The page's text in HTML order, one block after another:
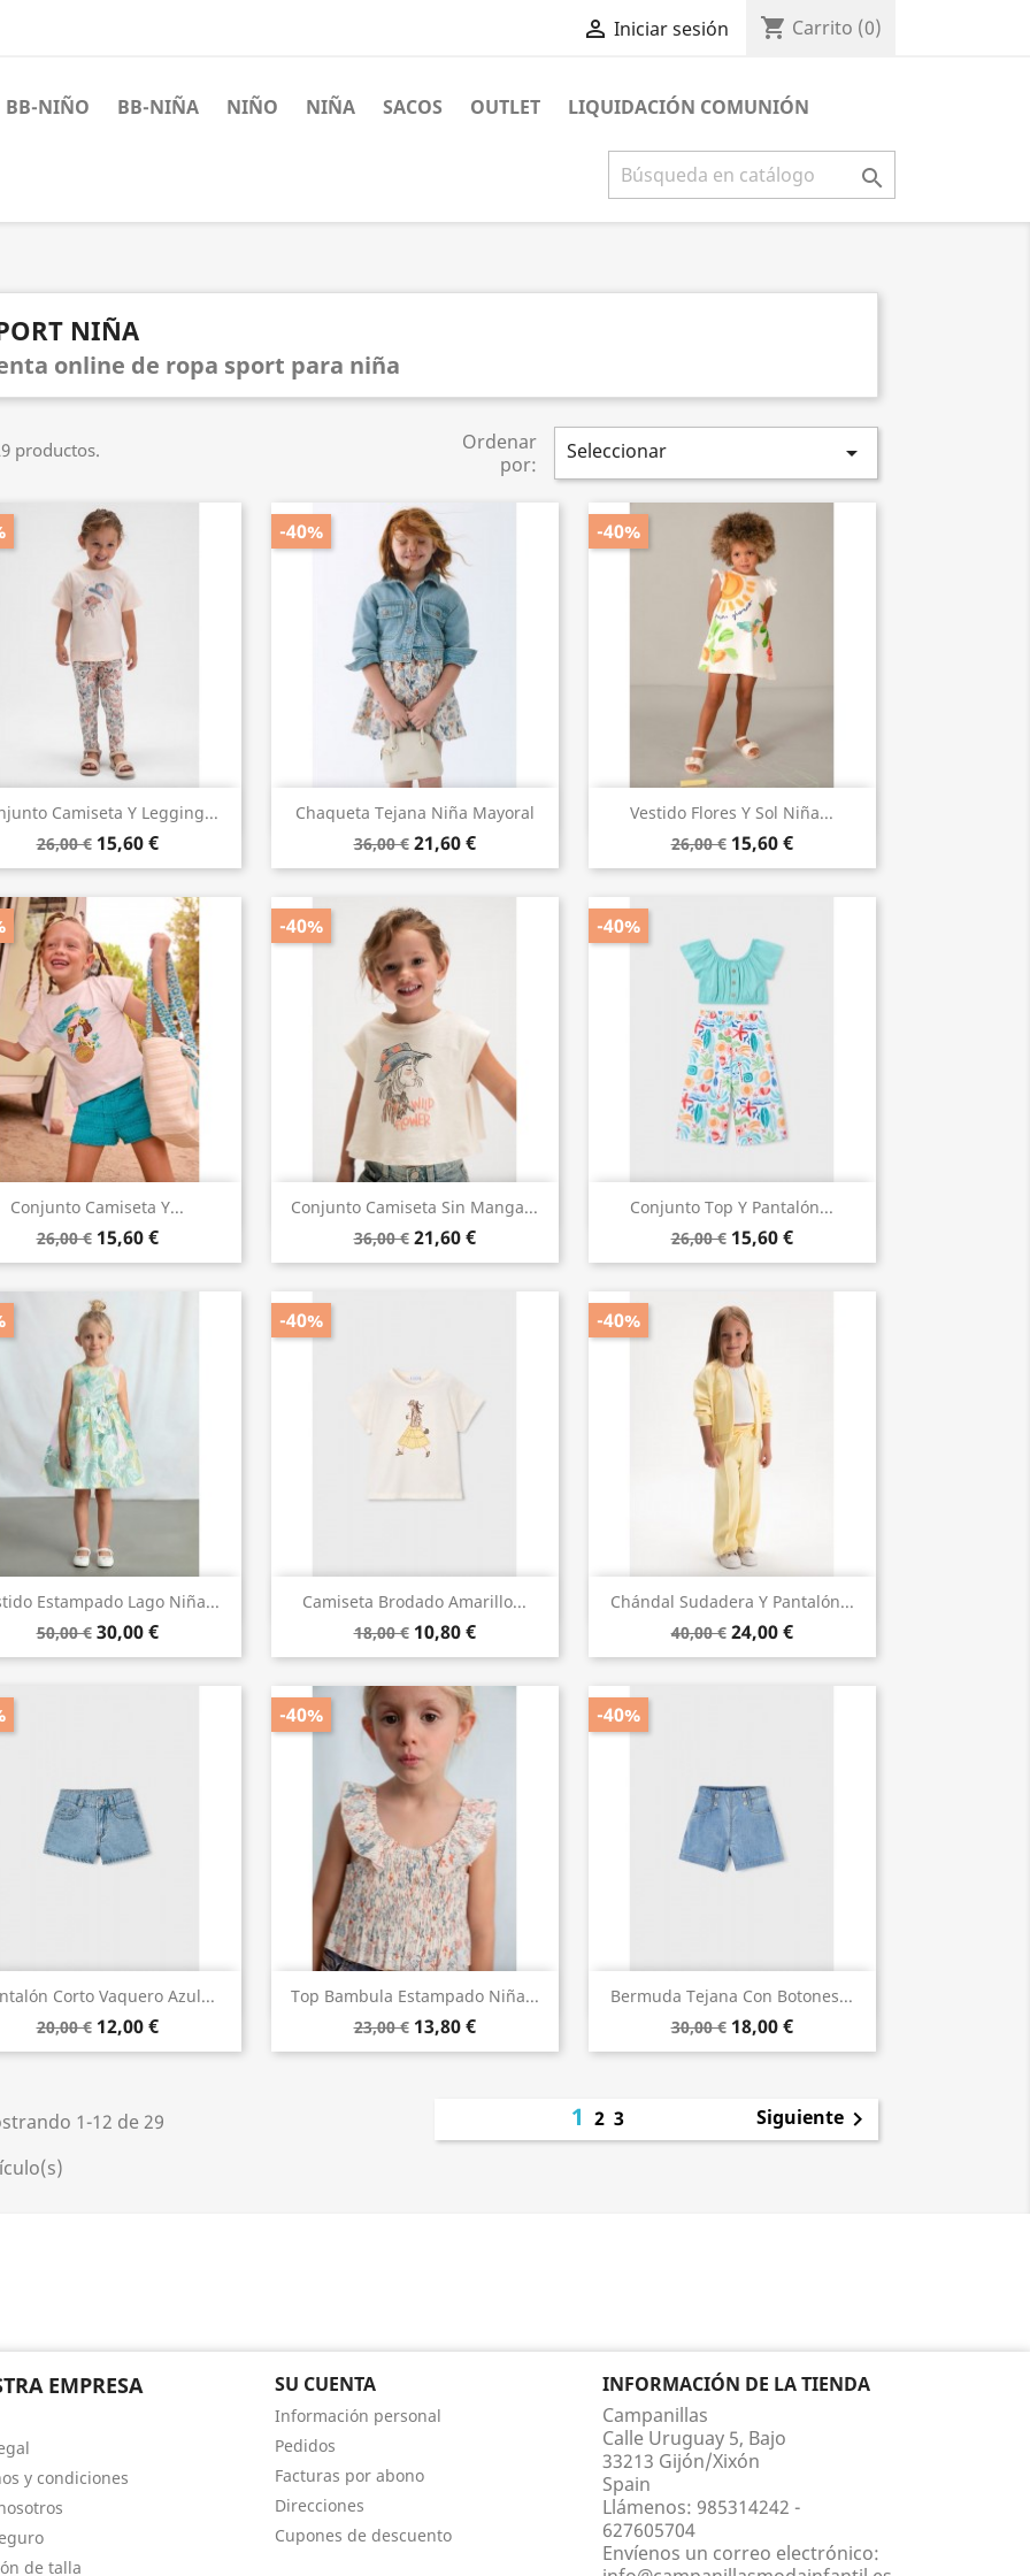
 Iniciar sesión shopping_cart Carrito (0)
BB-NIÑO BB-NIÑA NIÑO NIÑA SACOS OUTLET LIQUIDACIÓN COMUNIÓN

NIÑA
online de ropa sport para niña
productos.
Ordenar
por:
Seleccionar 
Camiseta Y Legging...
26,00 € 15,60 €
Vista rápida
Chaqueta Tejana Niña Mayoral
36,00 € 21,60 €
-40%
 Vista rápida
Vestido Flores Y Sol Niña...
26,00 € 15,60 €
-40%
 Vista rápida
Conjunto Camiseta Y...
26,00 € 15,60 €
Vista rápida
Conjunto Camiseta Sin Manga...
36,00 € 21,60 €
-40%
Vista rápida
Conjunto Top Y Pantalón...
26,00 € 15,60 €
-40%
Vista rápida
Estampado Lago Niña...
50,00 € 30,00 €
Vista rápida
Camiseta Brodado Amarillo...
18,00 € 10,80 €
-40%
 Vista rápida
Chándal Sudadera Y Pantalón...
40,00 € 24,00 €
-40%
Vista rápida
Corto Vaquero Azul...
20,00 € 12,00 €
Vista rápida
Top Bambula Estampado Niña...
23,00 € 13,80 €
-40%
Vista rápida
Bermuda Tejana Con Botones...
30,00 € 18,00 €
-40%
Vista rápida
1-12 de 29
1 2 3 Siguiente
EMPRESA
y condiciones
de talla
SU CUENTA
Información personal
Pedidos
Facturas por abono
Direcciones
Cupones de descuento
INFORMACIÓN DE LA TIENDA
Campanillas
Calle Uruguay 5, Bajo
33213 Gijón/Xixón
Spain
Llámenos: 985314242 -
627605704
Envíenos un correo electrónico: